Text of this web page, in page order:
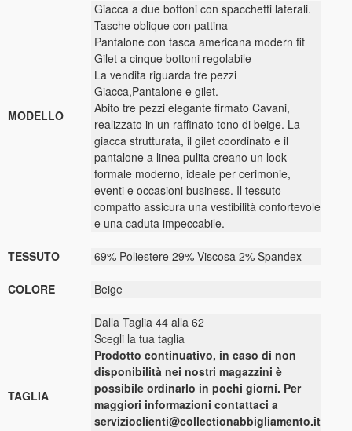
MODELLO
Giacca a due bottoni con spacchetti laterali.
Tasche oblique con pattina
Pantalone con tasca americana modern fit
Gilet a cinque bottoni regolabile
La vendita riguarda tre pezzi
Giacca,Pantalone e gilet.
Abito tre pezzi elegante firmato Cavani,
realizzato in un raffinato tono di beige. La
giacca strutturata, il gilet coordinato e il
pantalone a linea pulita creano un look
formale moderno, ideale per cerimonie,
eventi e occasioni business. Il tessuto
compatto assicura una vestibilità confortevole
e una caduta impeccabile.
TESSUTO 69% Poliestere 29% Viscosa 2% Spandex
COLORE Beige
TAGLIA
Dalla Taglia 44 alla 62
Scegli la tua taglia
Prodotto continuativo, in caso di non
disponibilità nei nostri magazzini è
possibile ordinarlo in pochi giorni. Per
maggiori informazioni contattaci a
servizioclienti@collectionabbigliamento.it